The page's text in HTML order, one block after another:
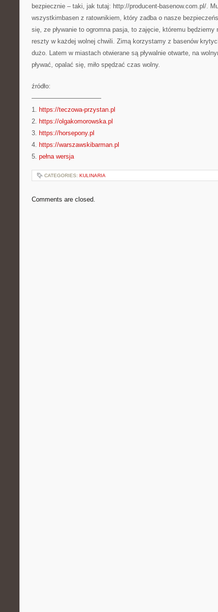
bezpiecznie – taki, jak tutaj: http://producent-basenow.com.pl/.
wszystkimbasen z ratownikiem, który zadba o nasze
się, ze pływanie to ogromna pasja, to zajęcie, któremu będziemy
reszty w każdej wolnej chwili. Zimą korzystamy z basenów
dużo. Latem w miastach otwierane są pływalnie otwarte, na
pływać, opalać się, miło spędzać czas wolny.
źródło:
———————————
1. https://teczowa-przystan.pl
2. https://olgakomorowska.pl
3. https://horsepony.pl
4. https://warszawskibarman.pl
5. pełna wersja
CATEGORIES: KULINARIA
Comments are closed.